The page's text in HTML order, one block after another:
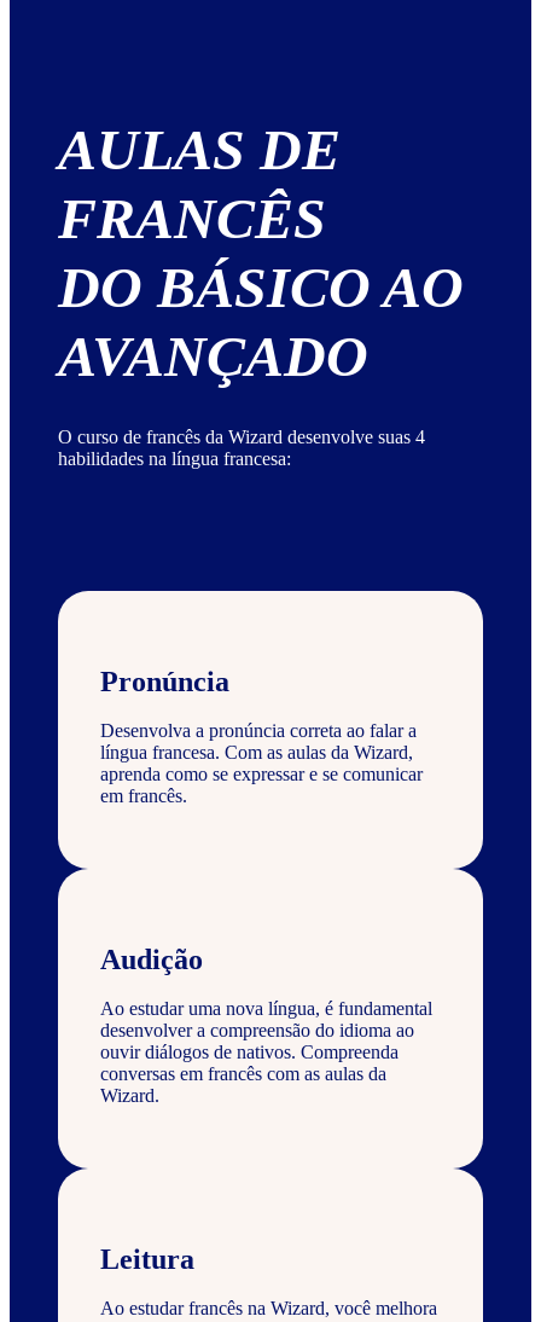
AULAS DE
FRANCÊS
DO BÁSICO AO
AVANÇADO
O curso de francês da Wizard desenvolve suas 4
habilidades na língua francesa:
Pronúncia
Desenvolva a pronúncia correta ao falar a
língua francesa. Com as aulas da Wizard,
aprenda como se expressar e se comunicar
em francês.
Audição
Ao estudar uma nova língua, é fundamental
desenvolver a compreensão do idioma ao
ouvir diálogos de nativos. Compreenda
conversas em francês com as aulas da
Wizard.
Leitura
Ao estudar francês na Wizard, você melhora